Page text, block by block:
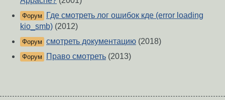
Форум
Где смотреть лог ошибок кде (error loading
kio_smb) (2012)
Форум смотреть документацию (2018)
Форум Право смотреть (2013)